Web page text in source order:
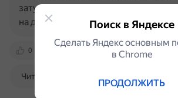
0 motionalightapk.com
затухать или появляться,
на другую или увеличивать или…
Читать далее
Поиск в Яндексе
Сделать Яндекс основным
в Сhrome
ПРОДОЛЖИТЬ